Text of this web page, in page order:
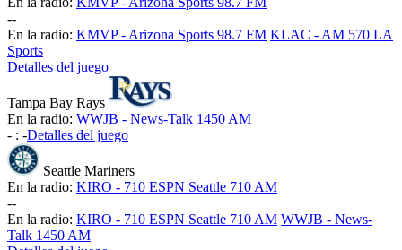
--
En la radio: KMVP - Arizona Sports 98.7 FM KLAC - AM 570 LA
Sports
Detalles del juego
Tampa Bay Rays
En la radio: WWJB - News-Talk 1450 AM
- : -Detalles del juego
Seattle Mariners
En la radio: KIRO - 710 ESPN Seattle 710 AM
--
En la radio: KIRO - 710 ESPN Seattle 710 AM WWJB - News-
Talk 1450 AM